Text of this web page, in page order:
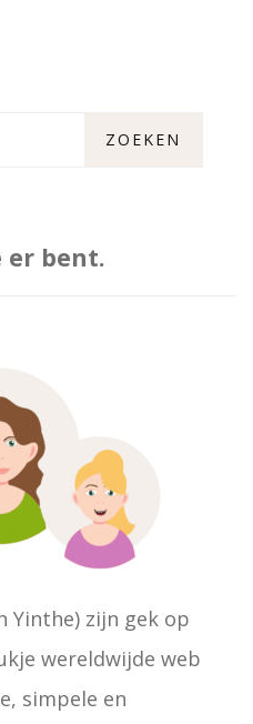
er bent.
Yinthe) zijn gek op
wereldwijde web
simpele en